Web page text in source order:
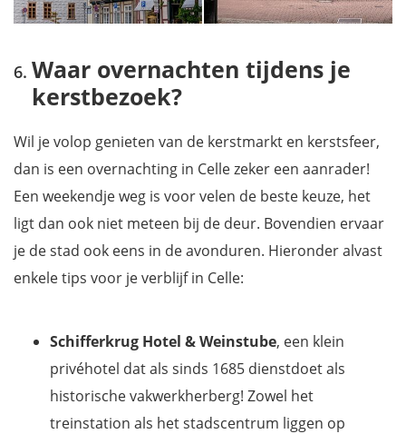
Waar overnachten tijdens je
kerstbezoek?
Wil je volop genieten van de kerstmarkt en kerstsfeer,
dan is een overnachting in Celle zeker een aanrader!
Een weekendje weg is voor velen de beste keuze, het
ligt dan ook niet meteen bij de deur. Bovendien ervaar
je de stad ook eens in de avonduren. Hieronder alvast
enkele tips voor je verblijf in Celle:
Schifferkrug Hotel & Weinstube, een klein
privéhotel dat als sinds 1685 dienstdoet als
historische vakwerkherberg! Zowel het
treinstation als het stadscentrum liggen op